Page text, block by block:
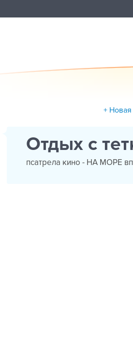
+ Новая
Отдых с
псатрела кино - НА МОРЕ